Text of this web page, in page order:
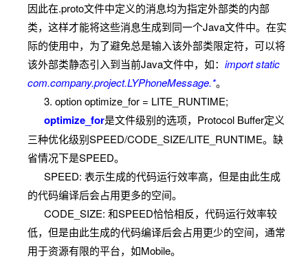
因此在.proto文件中定义的消息均为指定外部类的内部
类，这样才能将这些消息生成到同一个Java文件中。在实
际的使用中，为了避免总是输入该外部类限定符，可以将
该外部类静态引入到当前Java文件中，如： import static
com.company.project.LYPhoneMessage.*。
3. option optimize_for = LITE_RUNTIME;
optimize_for是文件级别的选项，Protocol Buffer定义
三种优化级别SPEED/CODE_SIZE/LITE_RUNTIME。缺
省情况下是SPEED。
SPEED: 表示生成的代码运行效率高，但是由此生成
的代码编译后会占用更多的空间。
CODE_SIZE: 和SPEED恰恰相反，代码运行效率较
低，但是由此生成的代码编译后会占用更少的空间，通常
用于资源有限的平台，如Mobile。